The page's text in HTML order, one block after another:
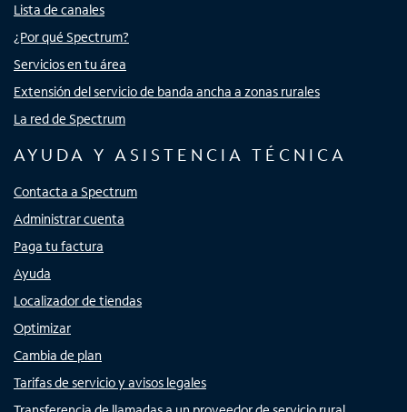
Lista de canales
¿Por qué Spectrum?
Servicios en tu área
Extensión del servicio de banda ancha a zonas rurales
La red de Spectrum
AYUDA Y ASISTENCIA TÉCNICA
Contacta a Spectrum
Administrar cuenta
Paga tu factura
Ayuda
Localizador de tiendas
Optimizar
Cambia de plan
Tarifas de servicio y avisos legales